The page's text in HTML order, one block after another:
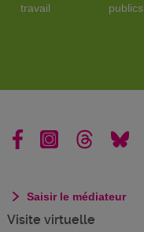
travail
publics
Saisir le médiateur
Visite virtuelle